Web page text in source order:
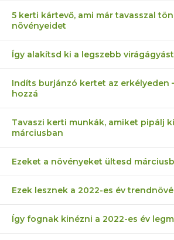
5 kerti kártevő, ami már tavasszal
növényeidet
Így alakítsd ki a legszebb
Indíts burjánzó kertet az erkélyeden
hozzá
Tavaszi kerti munkák, amiket pipálj
márciusban
Ezeket a növényeket ültesd
Ezek lesznek a 2022-es év
Így fognak kinézni a 2022-es év